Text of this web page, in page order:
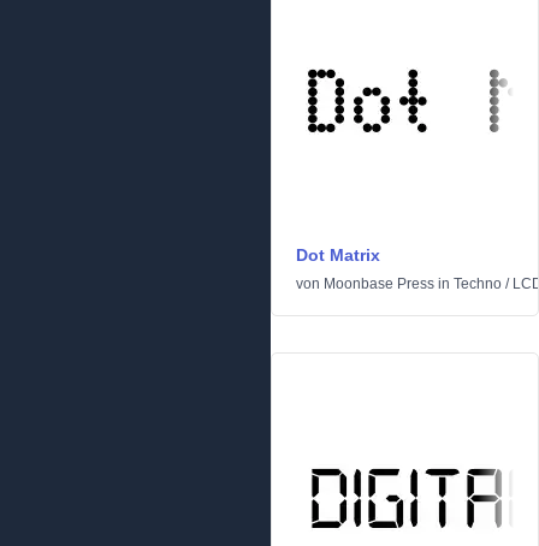
Dot Matrix
von Moonbase Press in Techno /